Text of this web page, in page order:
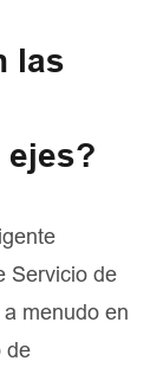
las
ejes?
Servicio de
menudo en
de